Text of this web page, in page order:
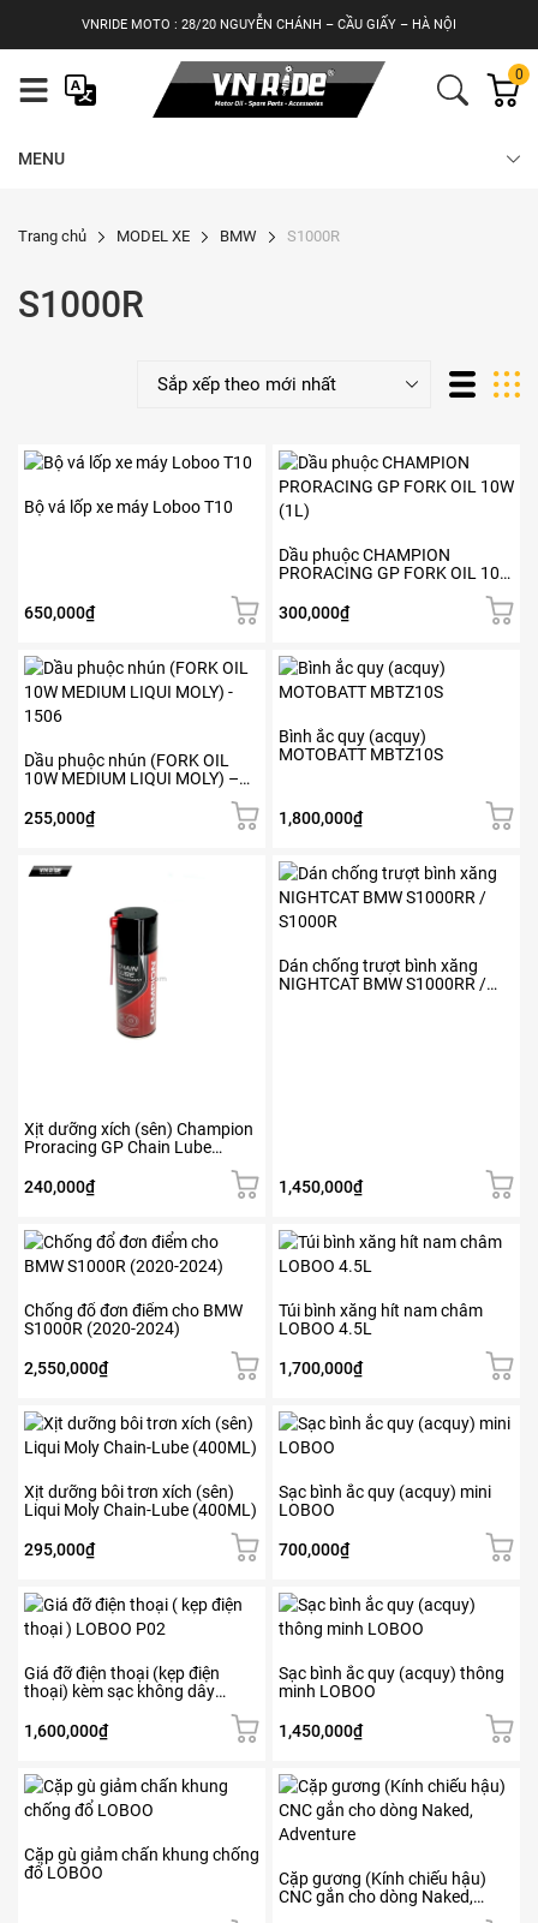
VNRIDE MOTO : 28/20 NGUYỄN CHÁNH – CẦU GIẤY – HÀ NỘI
0
MENU
Trang chủ MODEL XE BMW S1000R
S1000R
Bộ vá lốp xe máy Loboo T10
650,000₫
Dầu phuộc CHAMPION
PRORACING GP FORK OIL 10W
300,000₫
Dầu phuộc nhún (FORK OIL
10W MEDIUM LIQUI MOLY) –
255,000₫
Bình ắc quy (acquy)
MOTOBATT MBTZ10S
1,800,000₫
Xịt dưỡng xích (sên) Champion
Proracing GP Chain Lube
240,000₫
Dán chống trượt bình xăng
NIGHTCAT BMW S1000RR /
1,450,000₫
Chống đổ đơn điểm cho BMW
S1000R (2020-2024)
2,550,000₫
Túi bình xăng hít nam châm
LOBOO 4.5L
1,700,000₫
Xịt dưỡng bôi trơn xích (sên)
Liqui Moly Chain-Lube (400ML)
295,000₫
Sạc bình ắc quy (acquy) mini
LOBOO
700,000₫
Giá đỡ điện thoại (kẹp điện
thoại) kèm sạc không dây
1,600,000₫
Sản
phẩm
có
nhiều
thể.
tùy
chọn
thể
Sạc bình ắc quy (acquy) thông
minh LOBOO
1,450,000₫
Cặp gù giảm chấn khung chống
đổ LOBOO
Cặp gương (Kính chiếu hậu)
CNC gắn cho dòng Naked,